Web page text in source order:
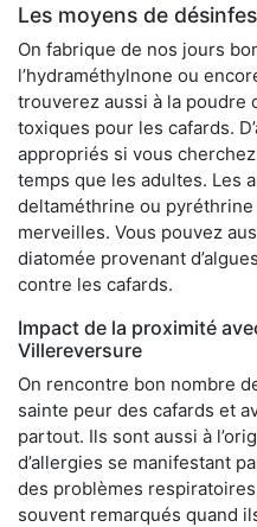
Les moyens de
On fabrique de nos jours
l’hydraméthylnone ou
trouverez aussi à la poudre
toxiques pour les cafards.
appropriés si vous
temps que les adultes. Les
deltaméthrine ou
merveilles. Vous pouvez
diatomée provenant
contre les cafards.
Impact de la proximité
Villereversure
On rencontre bon nombre
sainte peur des cafards et
partout. Ils sont aussi à
d’allergies se manifestant
des problèmes
souvent remarqués quand